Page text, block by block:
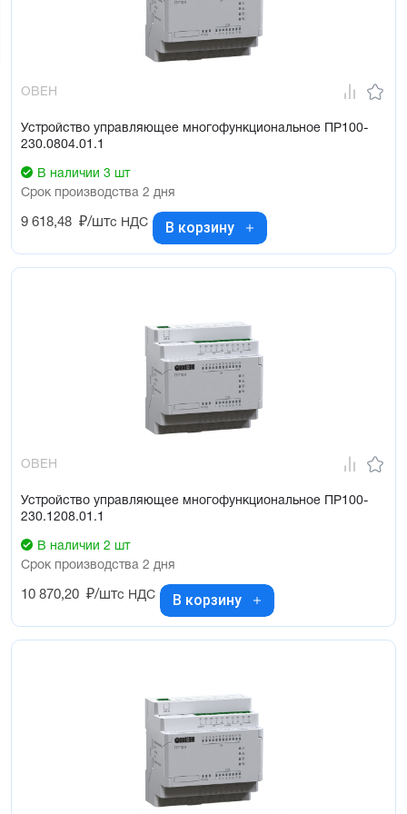
Два исполнения: 12 и 20 каналов ввода/вывода
Возможность питания от бортовой сети =12В
USB-порт для программирования (не требует питания при
программировании)
ОВЕН
Устройство управляющее многофункциональное ПР100-
230.0804.01.1
В наличии 3 шт
Срок производства 2 дня
9 618,48 ₽/штс НДС В корзину
ОВЕН
Устройство управляющее многофункциональное ПР100-
230.1208.01.1
В наличии 2 шт
Срок производства 2 дня
10 870,20 ₽/штс НДС В корзину